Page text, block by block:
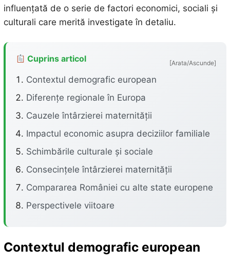
influențată de o serie de factori economici, sociali și
culturali care merită investigate în detaliu.
Cuprins articol [Arata/Ascunde]
Contextul demografic european
Diferențe regionale în Europa
Cauzele întârzierei maternității
Impactul economic asupra deciziilor familiale
Schimbările culturale și sociale
Consecințele întârzierei maternității
Compararea României cu alte state europene
Perspectivele viitoare
Contextul demografic european